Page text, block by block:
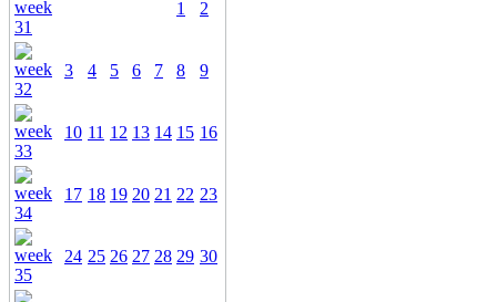
1 2
3 4 5 6 7 8 9
10 11 12 13 14 15 16
17 18 19 20 21 22 23
24 25 26 27 28 29 30